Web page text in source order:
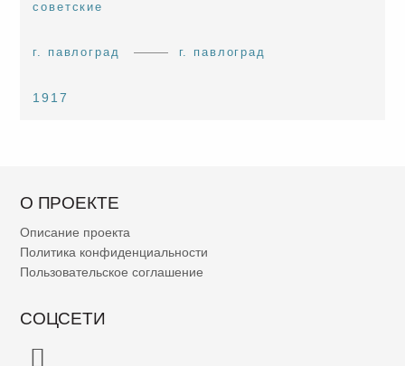
советские
г. павлоград г. павлоград
1917
О ПРОЕКТЕ
Описание проекта
Политика конфиденциальности
Пользовательское соглашение
СОЦСЕТИ